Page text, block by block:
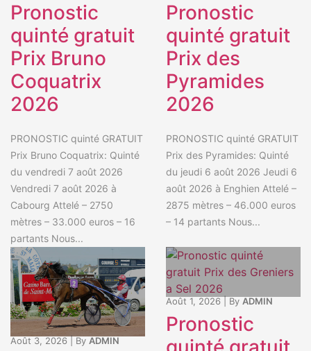
Pronostic
quinté gratuit
Prix Bruno
Coquatrix
2026
PRONOSTIC quinté GRATUIT
Prix Bruno Coquatrix: Quinté
du vendredi 7 août 2026
Vendredi 7 août 2026 à
Cabourg Attelé – 2750
mètres – 33.000 euros – 16
partants Nous...
Pronostic
quinté gratuit
Prix des
Pyramides
2026
PRONOSTIC quinté GRATUIT
Prix des Pyramides: Quinté
du jeudi 6 août 2026 Jeudi 6
août 2026 à Enghien Attelé –
2875 mètres – 46.000 euros
– 14 partants Nous...
Août 3, 2026 By ADMIN
Août 1, 2026 By ADMIN
Pronostic